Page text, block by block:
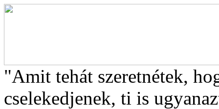
"Amit tehát szeretnétek,
cselekedjenek, ti is